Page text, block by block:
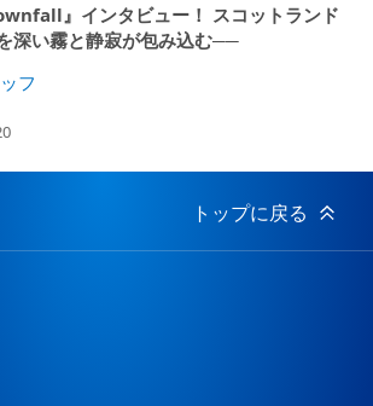
』インタビュー！ スコットランド
深い霧と静寂が包み込む──
フ
トップに戻る